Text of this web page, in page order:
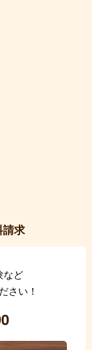
請求
など
さい！